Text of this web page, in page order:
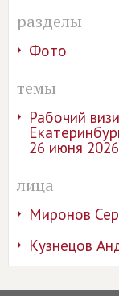
разделы
Фото
темы
Рабочий
26 июня 2026
лица
Миронов
Кузнецов